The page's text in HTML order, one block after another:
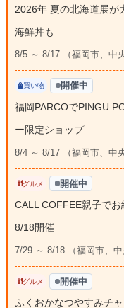
2026年 夏の北海道展が
海鮮丼も
8/5 ～ 8/17 （福岡市、中
買い物 開催中
福岡PARCOでPINGU
ー限定ショップ
8/4 ～ 8/17 （福岡市、中
グルメ 開催中
CALL COFFEE親子で
8/18開催
7/29 ～ 8/18 （福岡市、中
グルメ 開催中
ふくおかなつやすみチ